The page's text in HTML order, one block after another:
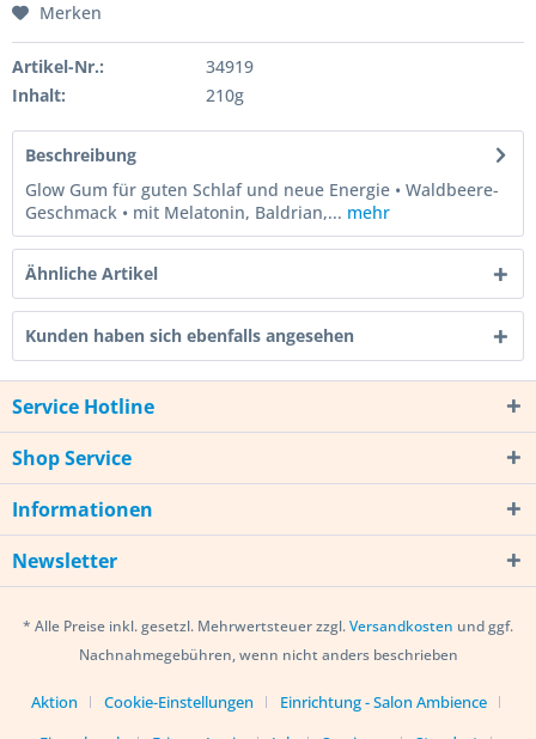
Merken
Artikel-Nr.:
34919
Inhalt:
210g
Beschreibung
Glow Gum für guten Schlaf und neue Energie • Waldbeere-
Geschmack • mit Melatonin, Baldrian,... mehr
Ähnliche Artikel
Kunden haben sich ebenfalls angesehen
Service Hotline
Shop Service
Informationen
Newsletter
* Alle Preise inkl. gesetzl. Mehrwertsteuer zzgl.Versandkosten und ggf.
Nachnahmegebühren, wenn nicht anders beschrieben
Aktion Cookie-Einstellungen
Einrichtung - Salon Ambience